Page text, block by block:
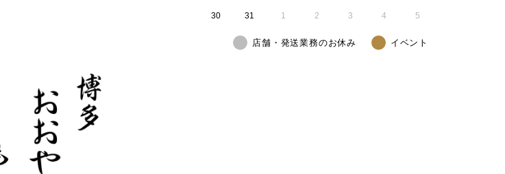
30 31 1 2 3 4 5
店舗・発送業務のお休み イベント